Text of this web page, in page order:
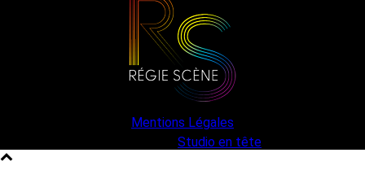
Mentions Légales
Studio en tête